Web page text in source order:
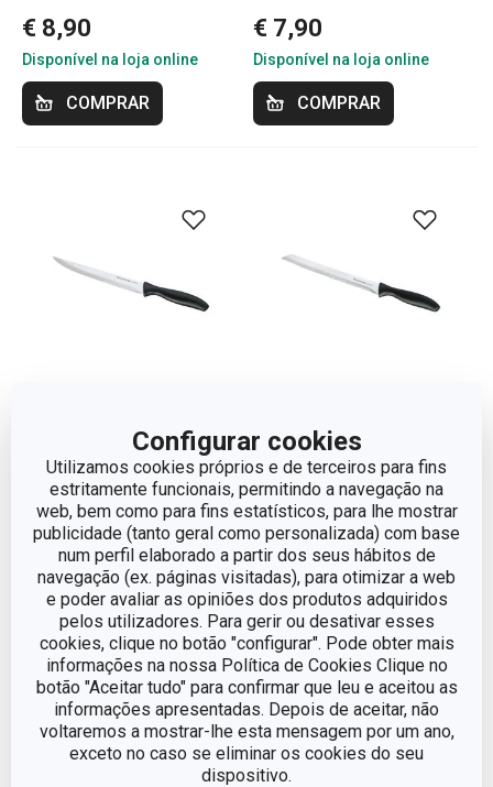
Configurar cookies
Utilizamos cookies próprios e de terceiros para fins
estritamente funcionais, permitindo a navegação na
web, bem como para fins estatísticos, para lhe mostrar
publicidade (tanto geral como personalizada) com base
num perfil elaborado a partir dos seus hábitos de
navegação (ex. páginas visitadas), para otimizar a web
e poder avaliar as opiniões dos produtos adquiridos
pelos utilizadores. Para gerir ou desativar esses
cookies, clique no botão "configurar". Pode obter mais
informações na nossa Política de Cookies Clique no
botão "Aceitar tudo" para confirmar que leu e aceitou as
informações apresentadas. Depois de aceitar, não
voltaremos a mostrar-lhe esta mensagem por um ano,
exceto no caso se eliminar os cookies do seu
dispositivo.
€ 8,90
Disponível na loja online
COMPRAR
€ 7,90
Disponível na loja online
COMPRAR
Faca trinchante SONIC
18 cm
€ 7,90
Disponível na loja online
COMPRAR
Faca de pão SONIC
20 cm
€ 7,90
Disponível na loja online
COMPRAR